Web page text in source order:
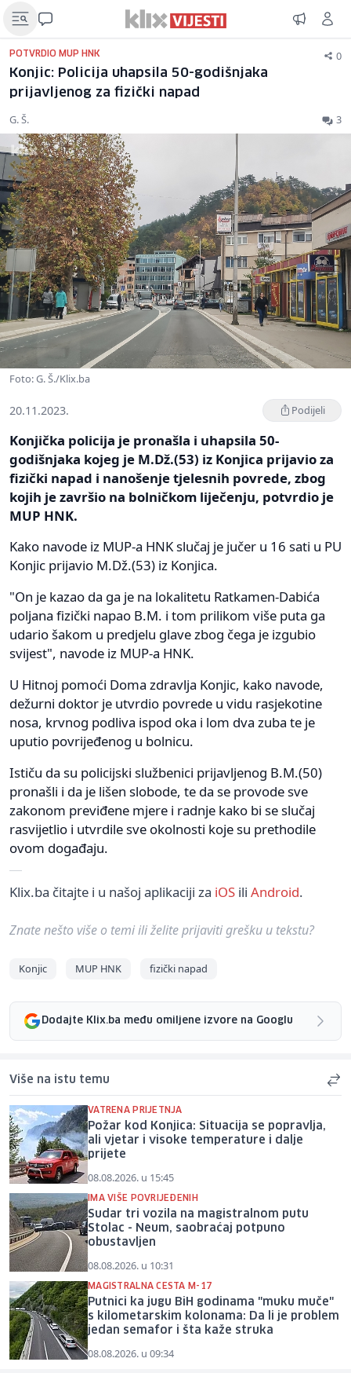
POTVRDIO MUP HNK 0
Konjic: Policija uhapsila 50-godišnjaka
prijavljenog za fizički napad
G. Š. 3
Foto: G. Š./Klix.ba
20.11.2023. Podijeli
Konjička policija je pronašla i uhapsila 50-
godišnjaka kojeg je M.Dž.(53) iz Konjica prijavio za
fizički napad i nanošenje tjelesnih povrede, zbog
kojih je završio na bolničkom liječenju, potvrdio je
MUP HNK.
Kako navode iz MUP-a HNK slučaj je jučer u 16 sati u PU
Konjic prijavio M.Dž.(53) iz Konjica.
"On je kazao da ga je na lokalitetu Ratkamen-Dabića
poljana fizički napao B.M. i tom prilikom više puta ga
udario šakom u predjelu glave zbog čega je izgubio
svijest", navode iz MUP-a HNK.
U Hitnoj pomoći Doma zdravlja Konjic, kako navode,
dežurni doktor je utvrdio povrede u vidu rasjekotine
nosa, krvnog podliva ispod oka i lom dva zuba te je
uputio povrijeđenog u bolnicu.
Ističu da su policijski službenici prijavljenog B.M.(50)
pronašli i da je lišen slobode, te da se provode sve
zakonom previđene mjere i radnje kako bi se slučaj
rasvijetlio i utvrdile sve okolnosti koje su prethodile
ovom događaju.
Klix.ba čitajte i u našoj aplikaciji za iOS ili Android.
Znate nešto više o temi ili želite prijaviti grešku u tekstu?
Konjic MUP HNK fizički napad
Dodajte Klix.ba među omiljene izvore na Googlu
Više na istu temu
VATRENA PRIJETNJA
Požar kod Konjica: Situacija se popravlja,
ali vjetar i visoke temperature i dalje
prijete
08.08.2026. u 15:45
IMA VIŠE POVRIJEĐENIH
Sudar tri vozila na magistralnom putu
Stolac - Neum, saobraćaj potpuno
obustavljen
08.08.2026. u 10:31
MAGISTRALNA CESTA M-17
Putnici ka jugu BiH godinama "muku muče"
s kilometarskim kolonama: Da li je problem
jedan semafor i šta kaže struka
08.08.2026. u 09:34